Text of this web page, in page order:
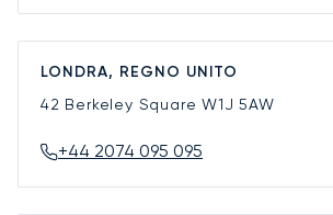
LONDRA, REGNO UNITO
42 Berkeley SquareW1J 5AW
+44 2074 095 095